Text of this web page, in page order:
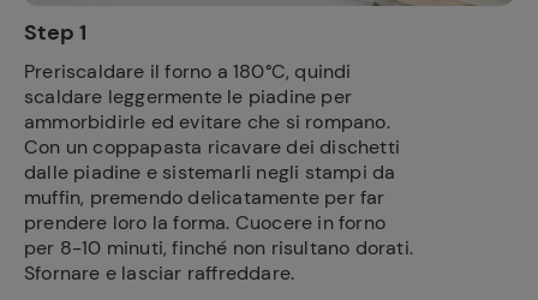
Step 1
Preriscaldare il forno a 180°C, quindi
scaldare leggermente le piadine per
ammorbidirle ed evitare che si rompano.
Con un coppapasta ricavare dei dischetti
dalle piadine e sistemarli negli stampi da
muffin, premendo delicatamente per far
prendere loro la forma. Cuocere in forno
per 8-10 minuti, finché non risultano dorati.
Sfornare e lasciar raffreddare.